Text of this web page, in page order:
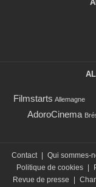
Filmstarts Allemagne
AdoroCinema
Contact | Qui sommes-
Politique de cookies |
Revue de presse
|